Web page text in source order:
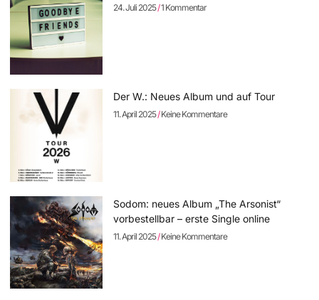
24. Juli 2025 1 Kommentar
Der W.: Neues Album und auf Tour
11. April 2025 Keine Kommentare
Sodom: neues Album „The Arsonist“
vorbestellbar – erste Single online
11. April 2025 Keine Kommentare